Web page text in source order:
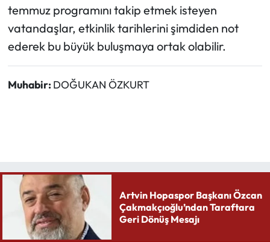
temmuz programını takip etmek isteyen
vatandaşlar, etkinlik tarihlerini şimdiden not
ederek bu büyük buluşmaya ortak olabilir.
Muhabir: DOĞUKAN ÖZKURT
Artvin Hopaspor Başkanı Özcan
Çakmakçıoğlu’ndan Taraftara
Geri Dönüş Mesajı